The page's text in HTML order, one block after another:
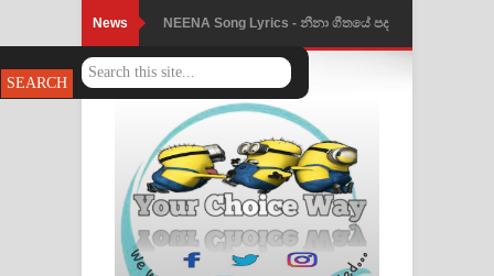
News Ahimi Wimai Himi Song Lyrics - අහිමි
විමයි හිමි ගීතයේ පද පෙළ
Mathaka Parana Song Lyrics - මතක
පාරනා ගීතයේ පද පෙළ
Nimnadhen Song Lyrics - නිම්නාදෙන්
ගීතයේ පද පෙළ